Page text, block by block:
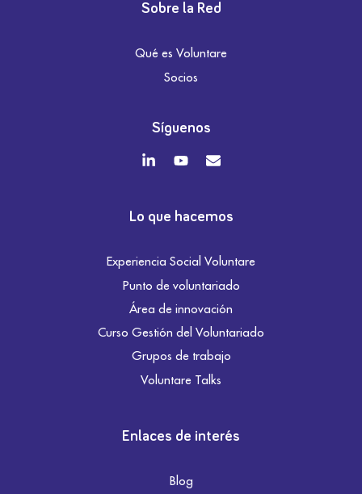
Sobre la Red
Qué es Voluntare
Socios
Síguenos
Lo que hacemos
Experiencia Social Voluntare
Punto de voluntariado
Área de innovación
Curso Gestión del Voluntariado
Grupos de trabajo
Voluntare Talks
Enlaces de interés
Blog